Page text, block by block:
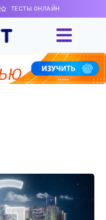
ТЕСТЫ ОНЛАЙН